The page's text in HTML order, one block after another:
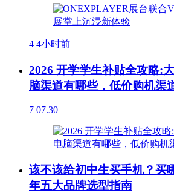
4 4小时前
2026 开学学生补贴全攻略:
脑渠道有哪些，低价购机渠
7 07.30
该不该给初中生买手机？买
年五大品牌选型指南